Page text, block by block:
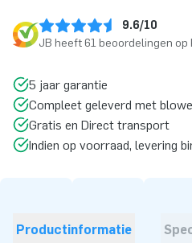
9.6/10
JB heeft 61 beoordelingen op
5 jaar garantie
Compleet geleverd met
Gratis en Direct transport
Indien op voorraad, levering
Productinformatie